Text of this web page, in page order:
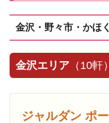
金沢・野々市・かほ
金沢エリア （10軒）
ジャルダン ポ